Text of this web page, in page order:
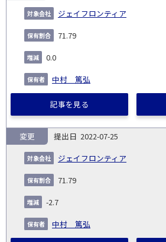
ジェイフロンティア
71.79
0.0
中村 篤弘
記事を見る
2022-07-25
ジェイフロンティア
変更
71.79
-2.7
中村 篤弘